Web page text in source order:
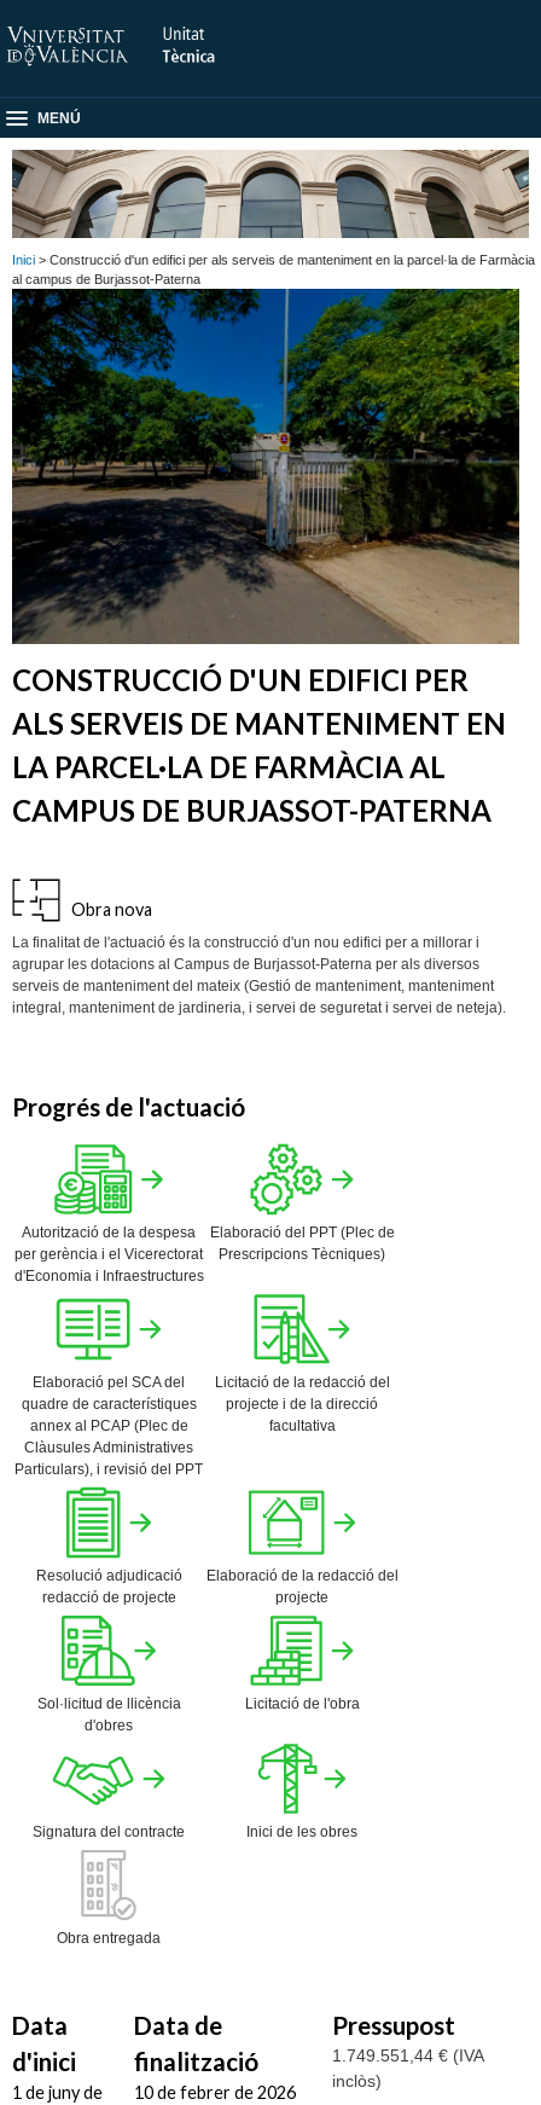
MENÚ
Inici > Construcció d'un edifici per als serveis de manteniment en la parcel·la de Farmàcia
al campus de Burjassot-Paterna
CONSTRUCCIÓ D'UN EDIFICI PER
ALS SERVEIS DE MANTENIMENT EN
LA PARCEL·LA DE FARMÀCIA AL
CAMPUS DE BURJASSOT-PATERNA
Obra nova
La finalitat de l'actuació és la construcció d'un nou edifici per a millorar i
agrupar les dotacions al Campus de Burjassot-Paterna per als diversos
serveis de manteniment del mateix (Gestió de manteniment, manteniment
integral, manteniment de jardineria, i servei de seguretat i servei de neteja).
Progrés de l'actuació
Autorització de la despesa
per gerència i el Vicerectorat
d'Economia i Infraestructures
Elaboració del PPT (Plec de
Prescripcions Tècniques)
Elaboració pel SCA del
quadre de característiques
annex al PCAP (Plec de
Clàusules Administratives
Particulars), i revisió del PPT
Licitació de la redacció del
projecte i de la direcció
facultativa
Resolució adjudicació
redacció de projecte
Elaboració de la redacció del
projecte
Sol·licitud de llicència
d'obres
Licitació de l'obra
Signatura del contracte Inici de les obres
Obra entregada
Data
d'inici
1 de juny de
Data de
finalització
10 de febrer de 2026
Pressupost
1.749.551,44 € (IVA
inclòs)